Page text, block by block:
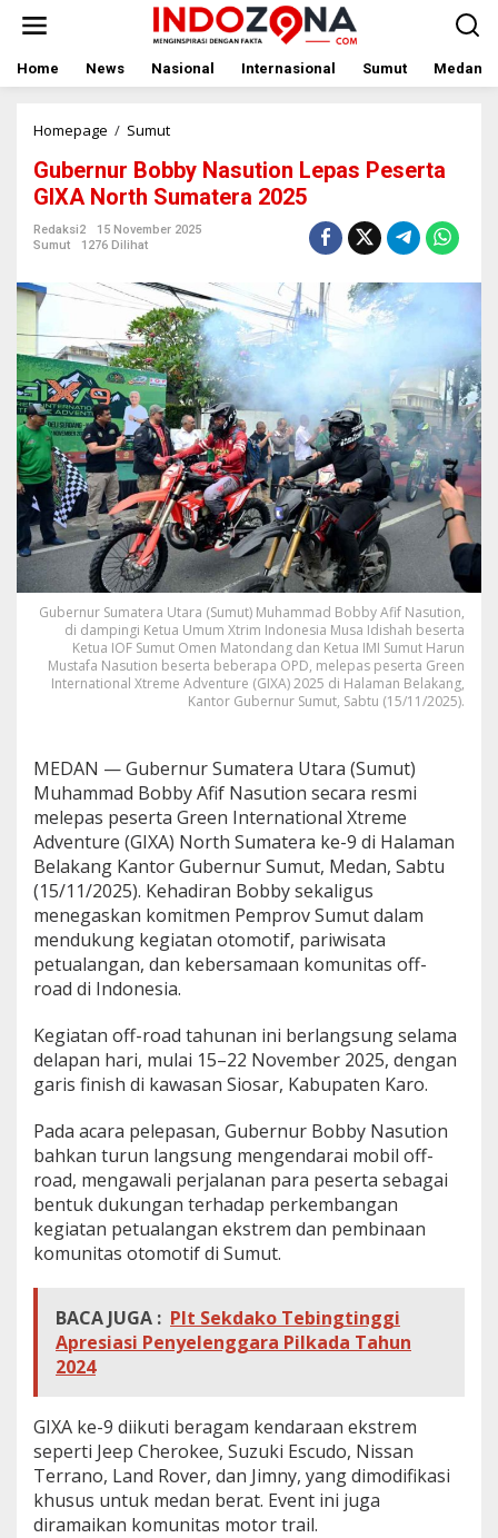
Home News Nasional Internasional Sumut Medan
Homepage / SumutGubernur
Nasution
Lepas
Peserta
GIXA
2025
Gubernur Bobby Nasution Lepas Peserta
GIXA North Sumatera 2025
Redaksi2
15 November 2025
Sumut
1276 Dilihat
Gubernur Sumatera Utara (Sumut) Muhammad Bobby Afif Nasution,
di dampingi Ketua Umum Xtrim Indonesia Musa Idishah beserta
Ketua IOF Sumut Omen Matondang dan Ketua IMI Sumut Harun
Mustafa Nasution beserta beberapa OPD, melepas peserta Green
International Xtreme Adventure (GIXA) 2025 di Halaman Belakang,
Kantor Gubernur Sumut, Sabtu (15/11/2025).
MEDAN — Gubernur Sumatera Utara (Sumut)
Muhammad Bobby Afif Nasution secara resmi
melepas peserta Green International Xtreme
Adventure (GIXA) North Sumatera ke-9 di Halaman
Belakang Kantor Gubernur Sumut, Medan, Sabtu
(15/11/2025). Kehadiran Bobby sekaligus
menegaskan komitmen Pemprov Sumut dalam
mendukung kegiatan otomotif, pariwisata
petualangan, dan kebersamaan komunitas off-
road di Indonesia.
Kegiatan off-road tahunan ini berlangsung selama
delapan hari, mulai 15–22 November 2025, dengan
garis finish di kawasan Siosar, Kabupaten Karo.
Pada acara pelepasan, Gubernur Bobby Nasution
bahkan turun langsung mengendarai mobil off-
road, mengawali perjalanan para peserta sebagai
bentuk dukungan terhadap perkembangan
kegiatan petualangan ekstrem dan pembinaan
komunitas otomotif di Sumut.
BACA JUGA : Plt Sekdako Tebingtinggi
Apresiasi Penyelenggara Pilkada Tahun
2024
GIXA ke-9 diikuti beragam kendaraan ekstrem
seperti Jeep Cherokee, Suzuki Escudo, Nissan
Terrano, Land Rover, dan Jimny, yang dimodifikasi
khusus untuk medan berat. Event ini juga
diramaikan komunitas motor trail.